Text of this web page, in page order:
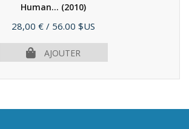
Human... (2010)
Prix
28,00 € / 56.00 $US
AJOUTER